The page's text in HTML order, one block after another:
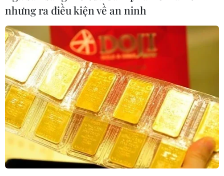
#Hội đồng Nhân dân thành phố Hải Phòng
#Bệnh viện Kiến An
#Khu tái định cư đảo Cát Hải
#Quốc lộ 10
TP. Hải Phòng
Theo dõi VietnamPlus
nhưng ra điều kiện về an ninh